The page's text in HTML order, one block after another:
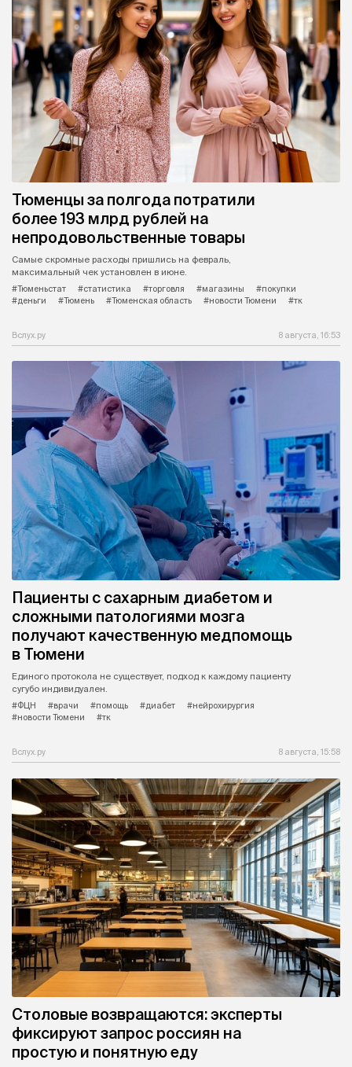
Тюменцы за полгода потратили
более 193 млрд рублей на
непродовольственные товары
Самые скромные расходы пришлись на февраль,
максимальный чек установлен в июне.
#Тюменьстат
#статистика #торговля #магазины
#покупки
#деньги
#Тюмень #Тюменская область #новости Тюмени #тк
Вслух.ру 8 августа, 16:53
Пациенты с сахарным диабетом и
сложными патологиями мозга
получают качественную медпомощь
в Тюмени
Единого протокола не существует, подход к каждому пациенту
сугубо индивидуален.
#ФЦН
#врачи #помощь #диабет
#нейрохирургия
#новости Тюмени
#тк
Вслух.ру 8 августа, 15:58
Столовые возвращаются: эксперты
фиксируют запрос россиян на
простую и понятную еду